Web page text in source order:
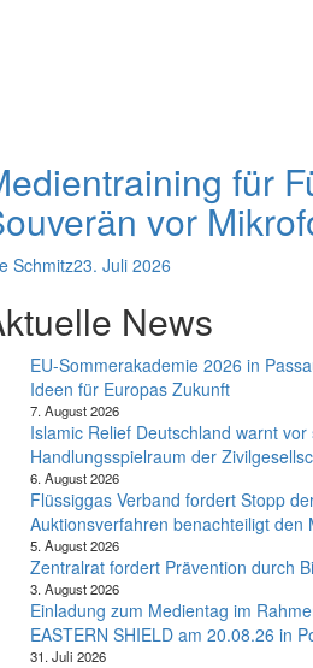
für
vor
Schmitz23. Juli 2026
News
EU-Sommerakademie 2026 in
Ideen für Europas Zukunft
7. August 2026
Islamic Relief Deutschland warnt
Handlungsspielraum der
6. August 2026
Flüssiggas Verband fordert Stopp
Auktionsverfahren benachteiligt den
5. August 2026
Zentralrat fordert Prävention durch
3. August 2026
Einladung zum Medientag im
EASTERN SHIELD am 20.08.26 in
31. Juli 2026